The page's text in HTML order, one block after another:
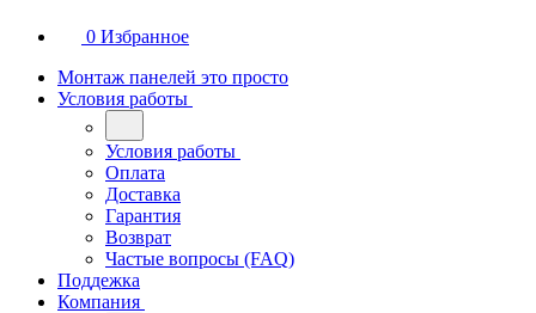
0 Избранное
Монтаж панелей это просто
Условия работы
Условия работы
Оплата
Доставка
Гарантия
Возврат
Частые вопросы (FAQ)
Поддежка
Компания